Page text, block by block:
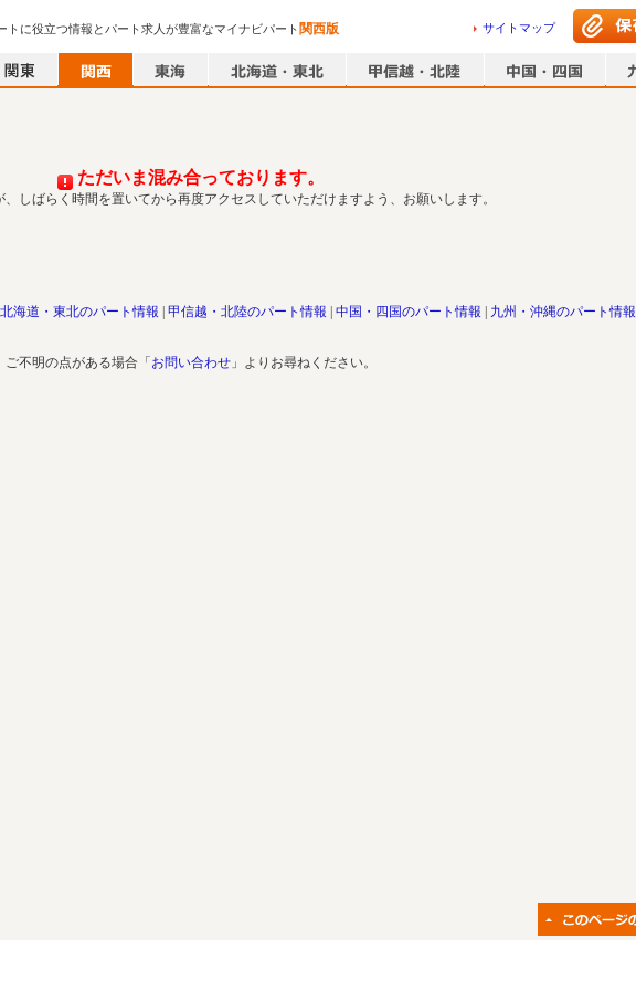
トに役立つ情報とパート求人が豊富なマイナビパート 関西版 サイトマップ
ただいま混み合っております。
しばらく時間を置いてから再度アクセスしていただけますよう、お願いします。
北海道・東北のパート情報 甲信越・北陸のパート情報 中国・四国のパート情報 九州・沖縄のパート情報
ご不明の点がある場合「 お問い合わせ 」よりお尋ねください。